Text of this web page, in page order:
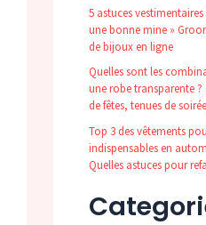
5 astuces
une bonne mine »
de bijoux en ligne
Quelles sont les
une robe transparente ?
de fêtes, tenues de
Top 3 des vêtements
indispensables en
Quelles astuces pour